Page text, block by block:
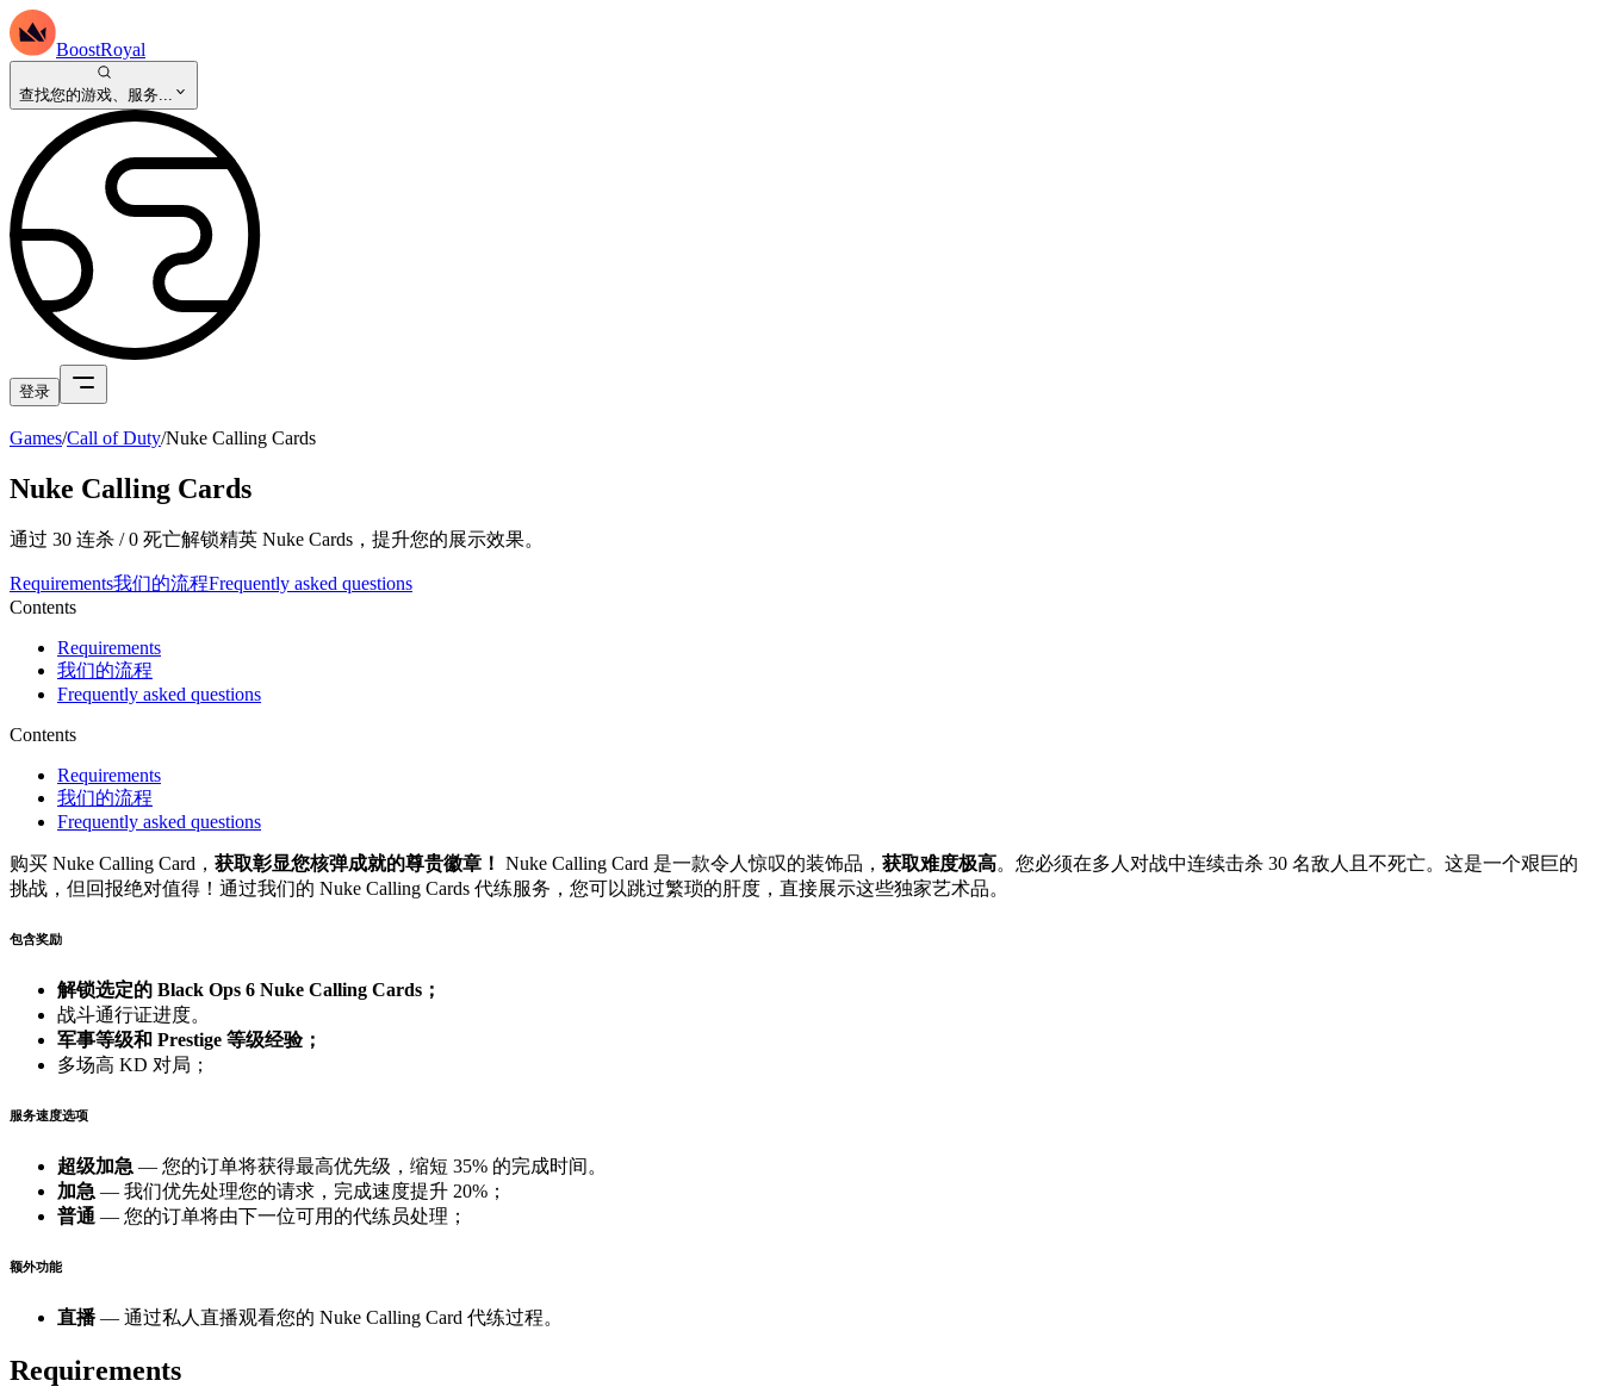
BoostRoyal
查找您的游戏、服务...
登录
Games/Call of Duty/Nuke Calling Cards
Nuke Calling Cards
通过 30 连杀 / 0 死亡解锁精英 Nuke Cards，提升您的展示效果。
Requirements我们的流程Frequently asked questions
Contents
Requirements
我们的流程
Frequently asked questions
Contents
Requirements
我们的流程
Frequently asked questions
购买 Nuke Calling Card， 获取彰显您核弹成就的尊贵徽章！ Nuke Calling Card 是一款令人惊叹的装饰品， 获取难度极高。您必须在多人对战中连续击杀 30 名敌人且不死亡。这是一个艰巨的
挑战，但回报绝对值得！通过我们的 Nuke Calling Cards 代练服务，您可以跳过繁琐的肝度，直接展示这些独家艺术品。
包含奖励
解锁选定的 Black Ops 6 Nuke Calling Cards；
战斗通行证进度。
军事等级和 Prestige 等级经验；
多场高 KD 对局；
服务速度选项
超级加急 — 您的订单将获得最高优先级，缩短 35% 的完成时间。
加急 — 我们优先处理您的请求，完成速度提升 20%；
普通 — 您的订单将由下一位可用的代练员处理；
额外功能
直播— 通过私人直播观看您的 Nuke Calling Card 代练过程。
Requirements